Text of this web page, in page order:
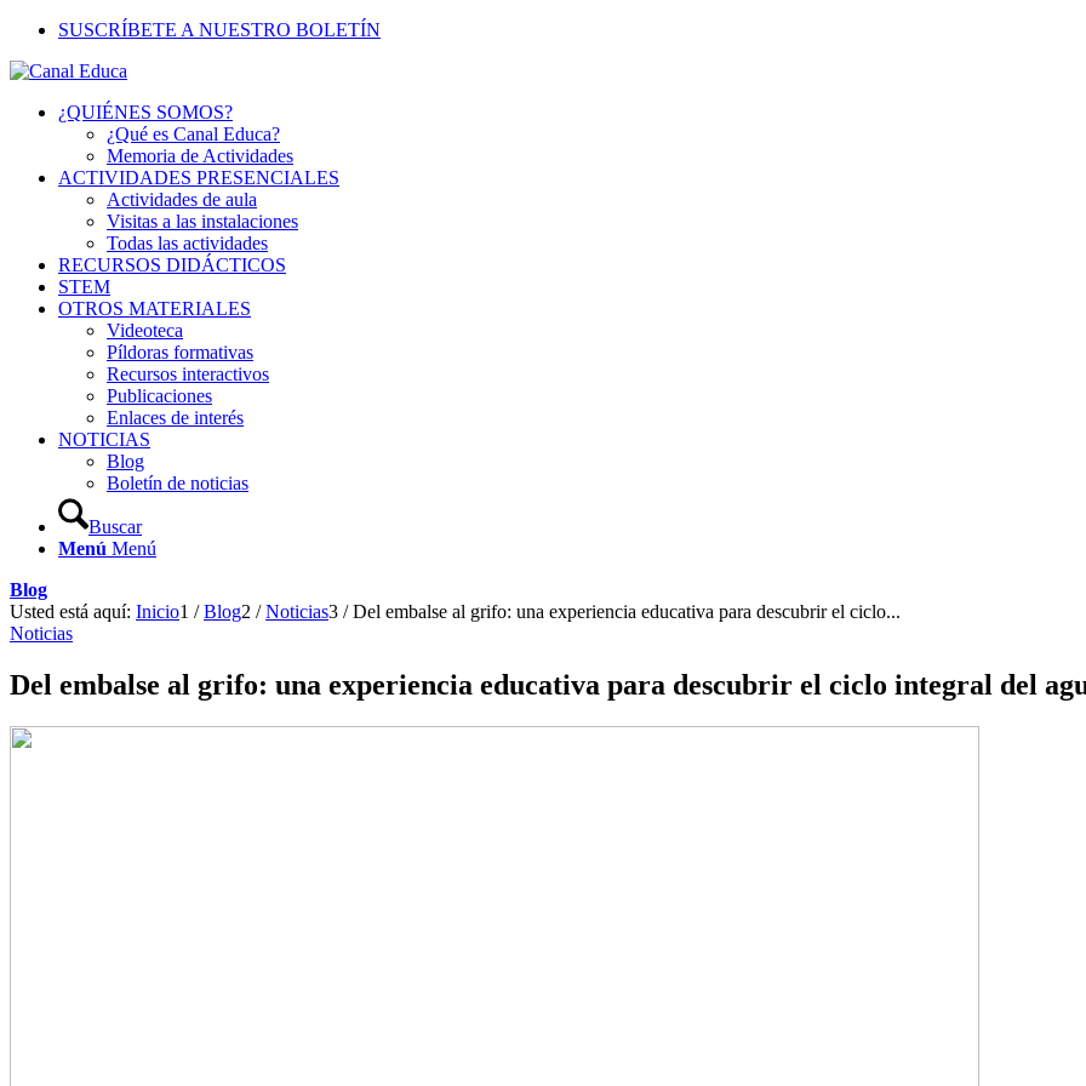
SUSCRÍBETE A NUESTRO BOLETÍN
¿QUIÉNES SOMOS?
¿Qué es Canal Educa?
Memoria de Actividades
ACTIVIDADES PRESENCIALES
Actividades de aula
Visitas a las instalaciones
Todas las actividades
RECURSOS DIDÁCTICOS
STEM
OTROS MATERIALES
Videoteca
Píldoras formativas
Recursos interactivos
Publicaciones
Enlaces de interés
NOTICIAS
Blog
Boletín de noticias
Buscar
Menú Menú
Blog
Usted está aquí: Inicio1 / Blog2 / Noticias3 / Del embalse al grifo: una experiencia educativa para descubrir el ciclo...
Noticias
Del embalse al grifo: una experiencia educativa para descubrir el ciclo integral del